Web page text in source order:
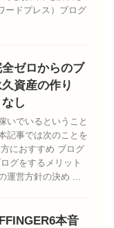
ードプレス）ブログ
全ゼロからのブ
資産の作り
し
いでいるということ
記事では次のことを
におすすめ ブログ
グをするメリット
運営方針の決め ...
本音